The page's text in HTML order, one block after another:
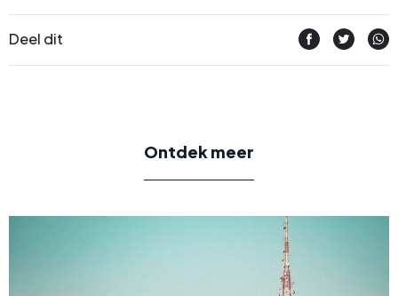
Deel dit
Ontdek meer